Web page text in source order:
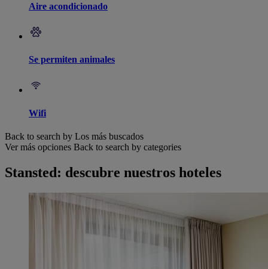
Aire acondicionado
Se permiten animales
Wifi
Back to search by Los más buscados
Ver más opciones Back to search by categories
Stansted: descubre nuestros hoteles